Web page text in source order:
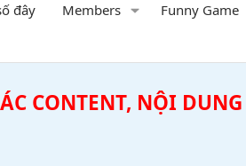
đây Members Funny Game
CONTENT, NỘI